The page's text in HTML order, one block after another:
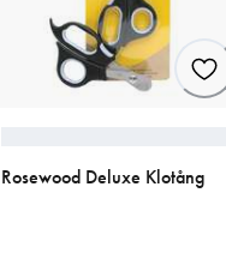
Rosewood Deluxe Klotång